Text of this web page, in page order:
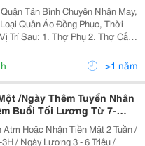
Tân Bình Chuyên Nhận May,
Quần Áo Đồng Phục, Thời
Phụ 2. Thợ Cắt
Từ 20
>1 năm
/Ngày Thêm Tuyển Nhân
Buổi Tối Lương Từ 7-
Hoặc Nhận Tiền Mặt 2 Tuần /